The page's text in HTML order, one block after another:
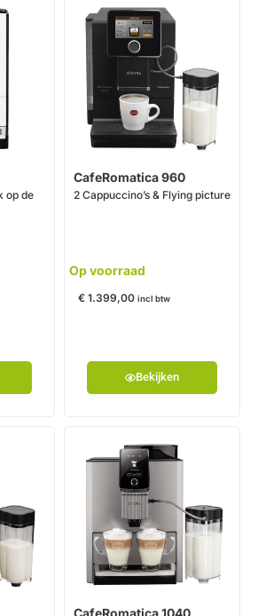
op de
CafeRomatica 960
2 Cappuccino’s & Flying picture
Op voorraad
€ 1.399,00 incl btw
Bekijken